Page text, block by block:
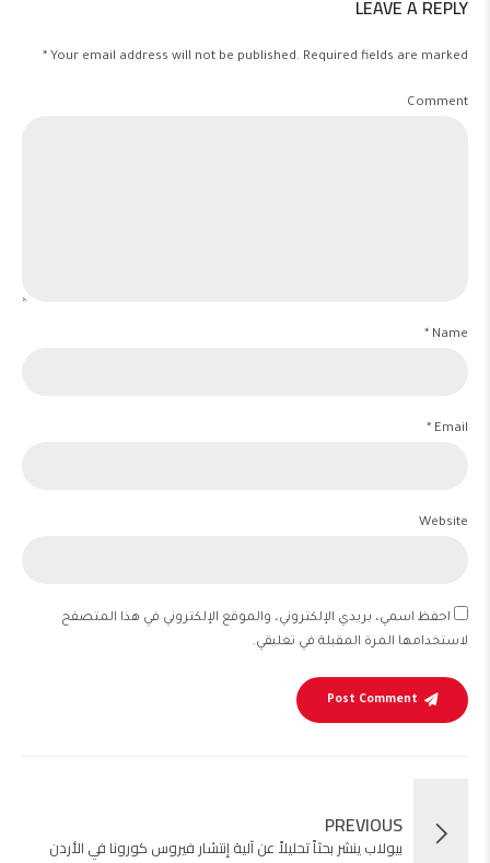
LEAVE A REPLY
Your email address will not be published. Required fields are marked *
Comment
Name *
Email *
Website
احفظ اسمي، بريدي الإلكتروني، والموقع الإلكتروني في هذا المتصفح
لاستخدامها المرة المقبلة في تعليقي.
Post Comment
PREVIOUS
بيولاب ينشر بحثاً تحليلاً عن آلية إنتشار فيروس كورونا في الأردن